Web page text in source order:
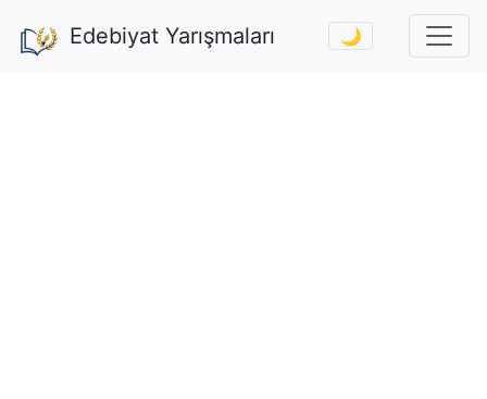
Edebiyat Yarışmaları 🌙